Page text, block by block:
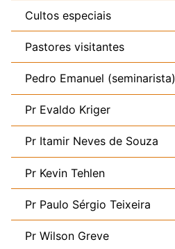
Cultos especiais
Pastores visitantes
Pedro Emanuel (seminarista)
Pr Evaldo Kriger
Pr Itamir Neves de Souza
Pr Kevin Tehlen
Pr Paulo Sérgio Teixeira
Pr Wilson Greve